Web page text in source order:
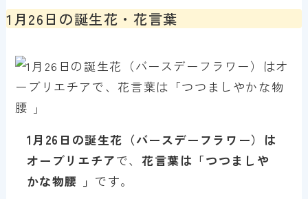
1月26日の誕生花・花言葉
1月 26 日の誕生花（バースデーフラワー）は
オーブリエチアで、花言葉は「つつましや
かな物腰 」 です。